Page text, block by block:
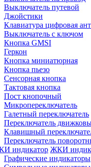
Выключатель путевой
Джойстики
Клавиатура цифровая
Выключатель с ключом
Кнопка GMSI
Геркон
Кнопка миниатюрная
Кнопка пьезо
Сенсорная кнопка
Тактовая кнопка
Пост кнопочный
Микропереключатель
Галетный переключатель
Переключатель
Клавишный
Переключатель
ЖКИ
Графические индикаторы